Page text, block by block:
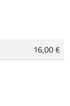
16,00 €